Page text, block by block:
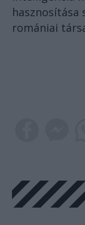
hasznosítása
romániai